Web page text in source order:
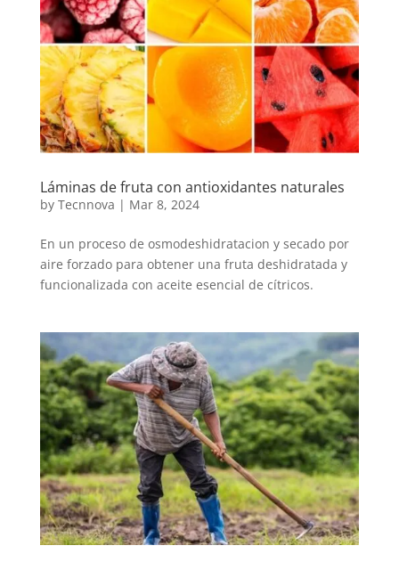
Láminas de fruta con antioxidantes naturales
by Tecnnova | Mar 8, 2024
En un proceso de osmodeshidratacion y secado por
aire forzado para obtener una fruta deshidratada y
funcionalizada con aceite esencial de cítricos.